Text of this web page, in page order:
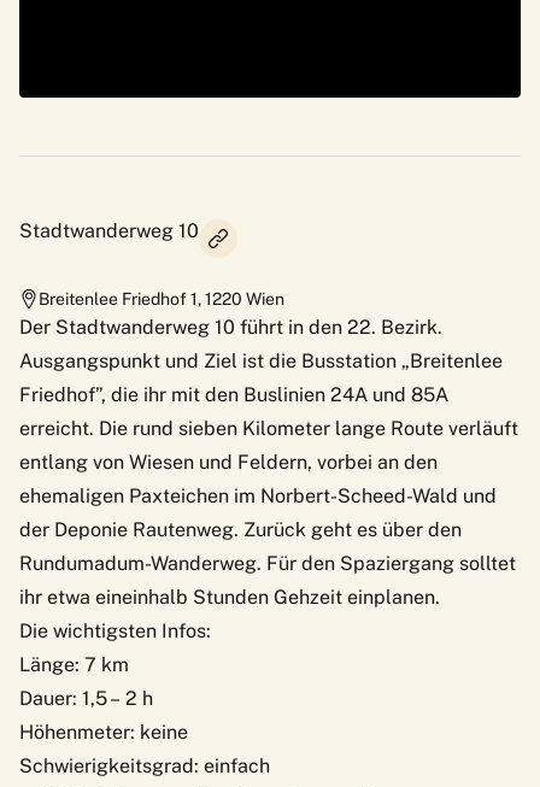
Stadtwanderweg 10
Breitenlee Friedhof 1,1220 Wien
Der Stadtwanderweg 10 führt in den 22. Bezirk.
Ausgangspunkt und Ziel ist die Busstation „Breitenlee
Friedhof”, die ihr mit den Buslinien 24A und 85A
erreicht. Die rund sieben Kilometer lange Route verläuft
entlang von Wiesen und Feldern, vorbei an den
ehemaligen Paxteichen im Norbert-Scheed-Wald und
der Deponie Rautenweg. Zurück geht es über den
Rundumadum-Wanderweg. Für den Spaziergang solltet
ihr etwa eineinhalb Stunden Gehzeit einplanen.
Die wichtigsten Infos:
Länge: 7 km
Dauer: 1,5 – 2 h
Höhenmeter: keine
Schwierigkeitsgrad: einfach